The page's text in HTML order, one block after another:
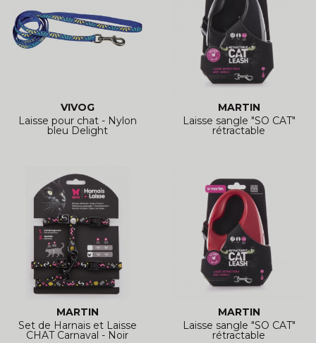
VIVOG
Laisse pour chat - Nylon
bleu Delight
MARTIN
Laisse sangle "SO CAT"
rétractable
MARTIN
Set de Harnais et Laisse
CHAT Carnaval - Noir
MARTIN
Laisse sangle "SO CAT"
rétractable